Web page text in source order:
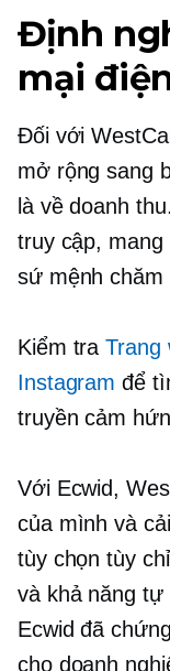
Định
mại
Đối với
mở rộng sang
là về doanh
truy cập,
sứ mệnh chăm
Kiểm traTrang
Instagram để
truyền cảm
Với Ecwid,
của mình và
tùy chọn tùy
và khả năng tự
Ecwid đã
cho doanh